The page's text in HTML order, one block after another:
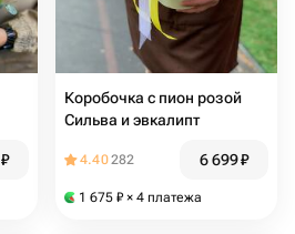
₽
Коробочка с пион розой
Сильва и эвкалипт
4.40282 6 699₽
1 675 ₽ × 4 платежа